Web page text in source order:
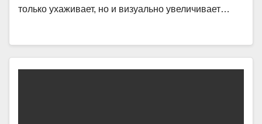
только ухаживает, но и визуально увеличивает…